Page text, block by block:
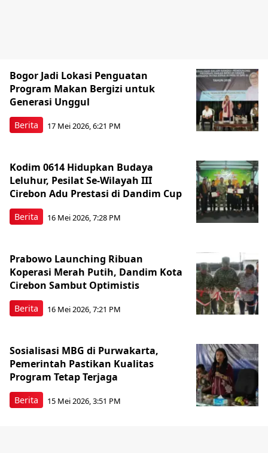
Berita
Bogor Jadi Lokasi Penguatan
Program Makan Bergizi untuk
Generasi Unggul
17 Mei 2026, 6:21 PM
Berita
Kodim 0614 Hidupkan Budaya
Leluhur, Pesilat Se-Wilayah III
Cirebon Adu Prestasi di Dandim Cup
16 Mei 2026, 7:28 PM
Berita
Prabowo Launching Ribuan
Koperasi Merah Putih, Dandim Kota
Cirebon Sambut Optimistis
16 Mei 2026, 7:21 PM
Berita
Sosialisasi MBG di Purwakarta,
Pemerintah Pastikan Kualitas
Program Tetap Terjaga
15 Mei 2026, 3:51 PM